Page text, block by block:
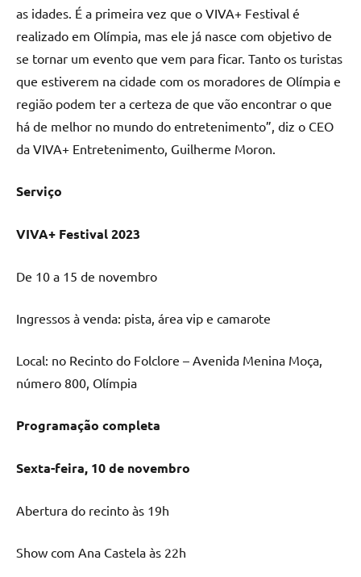
as idades. É a primeira vez que o VIVA+ Festival é
realizado em Olímpia, mas ele já nasce com objetivo de
se tornar um evento que vem para ficar. Tanto os turistas
que estiverem na cidade com os moradores de Olímpia e
região podem ter a certeza de que vão encontrar o que
há de melhor no mundo do entretenimento”, diz o CEO
da VIVA+ Entretenimento, Guilherme Moron.
Serviço
VIVA+ Festival 2023
De 10 a 15 de novembro
Ingressos à venda: pista, área vip e camarote
Local: no Recinto do Folclore – Avenida Menina Moça,
número 800, Olímpia
Programação completa
Sexta-feira, 10 de novembro
Abertura do recinto às 19h
Show com Ana Castela às 22h